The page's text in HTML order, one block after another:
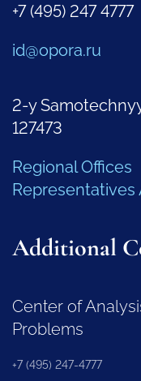
+7 (495) 247 4777
id@opora.ru
2-y
127473
Regional Offices
Representatives
Additional
Center of
Problems
+7 (495) 247-4777